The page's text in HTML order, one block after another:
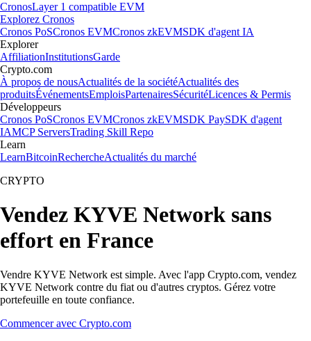
CronosLayer 1 compatible EVM
Explorez Cronos
Cronos PoSCronos EVMCronos zkEVMSDK d'agent IA
Explorer
AffiliationInstitutionsGarde
Crypto.com
À propos de nousActualités de la sociétéActualités des
produitsÉvénementsEmploisPartenairesSécuritéLicences & Permis
Développeurs
Cronos PoSCronos EVMCronos zkEVMSDK PaySDK d'agent
IAMCP ServersTrading Skill Repo
Learn
LearnBitcoinRechercheActualités du marché
CRYPTO
Vendez KYVE Network sans
effort en France
Vendre KYVE Network est simple. Avec l'app Crypto.com, vendez
KYVE Network contre du fiat ou d'autres cryptos. Gérez votre
portefeuille en toute confiance.
Commencer avec Crypto.com